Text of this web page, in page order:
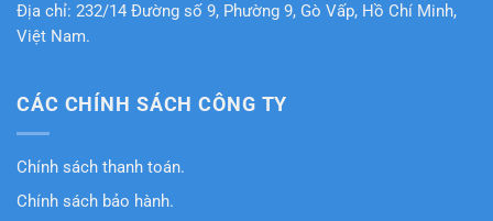
Địa chỉ: 232/14 Đường số 9, Phường 9, Gò Vấp, Hồ Chí Minh,
Việt Nam.
CÁC CHÍNH SÁCH CÔNG TY
Chính sách thanh toán.
Chính sách bảo hành.